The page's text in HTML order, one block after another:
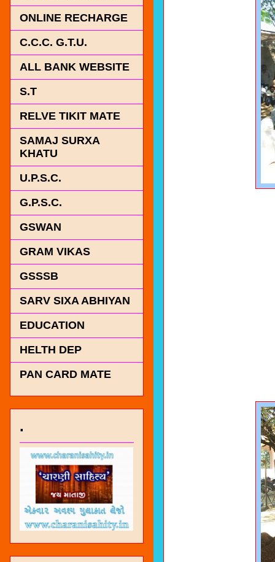
ONLINE RECHARGE
C.C.C. G.T.U.
ALL BANK WEBSITE
S.T
RELVE TIKIT MATE
SAMAJ SURXA
KHATU
U.P.S.C.
G.P.S.C.
GSWAN
GRAM VIKAS
GSSSB
SARV SIXA ABHIYAN
EDUCATION
HELTH DEP
PAN CARD MATE
.